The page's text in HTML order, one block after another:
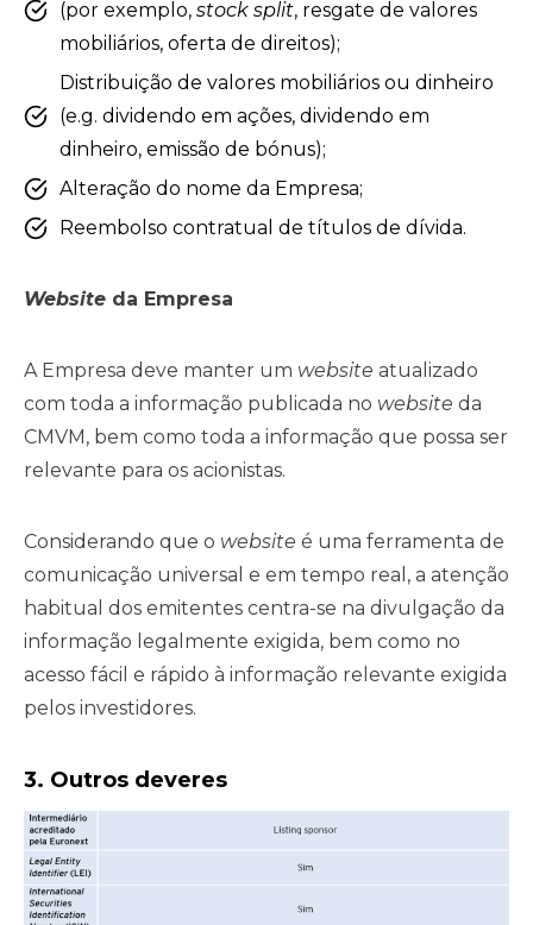
(por exemplo, stock split, resgate de valores
mobiliários, oferta de direitos);
Distribuição de valores mobiliários ou dinheiro
(e.g. dividendo em ações, dividendo em
dinheiro, emissão de bónus);
Alteração do nome da Empresa;
Reembolso contratual de títulos de dívida.
Website da Empresa
A Empresa deve manter um website atualizado
com toda a informação publicada no website da
CMVM, bem como toda a informação que possa ser
relevante para os acionistas.
Considerando que o website é uma ferramenta de
comunicação universal e em tempo real, a atenção
habitual dos emitentes centra-se na divulgação da
informação legalmente exigida, bem como no
acesso fácil e rápido à informação relevante exigida
pelos investidores.
3. Outros deveres